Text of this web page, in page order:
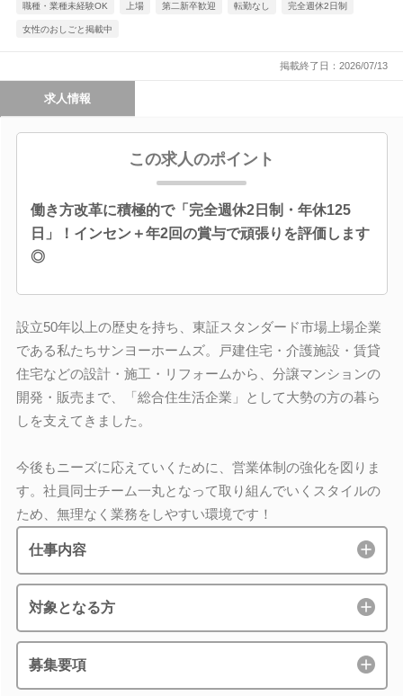
職種・業種未経験OK 上場 第二新卒歓迎 転勤なし 完全週休2日制
女性のおしごと掲載中
掲載終了日：2026/07/13
求人情報
この求人のポイント
働き方改革に積極的で「完全週休2日制・年休125
日」！インセン＋年2回の賞与で頑張りを評価します
◎
設立50年以上の歴史を持ち、東証スタンダード市場上場企業
である私たちサンヨーホームズ。戸建住宅・介護施設・賃貸
住宅などの設計・施工・リフォームから、分譲マンションの
開発・販売まで、「総合住生活企業」として大勢の方の暮ら
しを支えてきました。
今後もニーズに応えていくために、営業体制の強化を図りま
す。社員同士チーム一丸となって取り組んでいくスタイルの
ため、無理なく業務をしやすい環境です！
仕事内容
対象となる方
募集要項